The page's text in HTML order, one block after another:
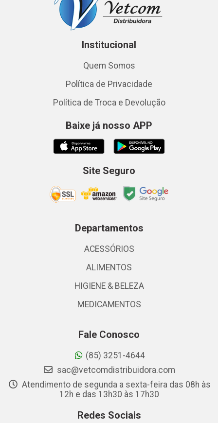
Institucional
Quem Somos
Política de Privacidade
Política de Troca e Devolução
Baixe já nosso APP
Site Seguro
Departamentos
ACESSÓRIOS
ALIMENTOS
HIGIENE & BELEZA
MEDICAMENTOS
Fale Conosco
(85) 3251-4644
sac@vetcomdistribuidora.com
Atendimento de segunda a sexta-feira das 08h às
12h e das 13h30 às 17h30
Redes Sociais